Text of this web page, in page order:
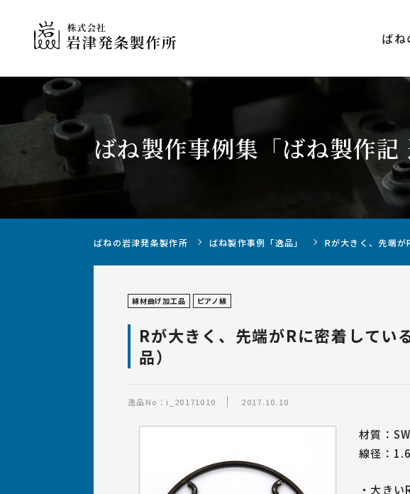
ばね
設計者の
圧縮ばね（押
ばね製作事例集 「ばね製作
ばねの岩津発条製作所 ばね製作事例「逸品」 Rが大きく、先端が
線材曲げ加工品 ピアノ線
Rが大きく、先端がRに密着してい
品）
逸品No：i_20171010 2017.10.10
材質：
線径：
・大き